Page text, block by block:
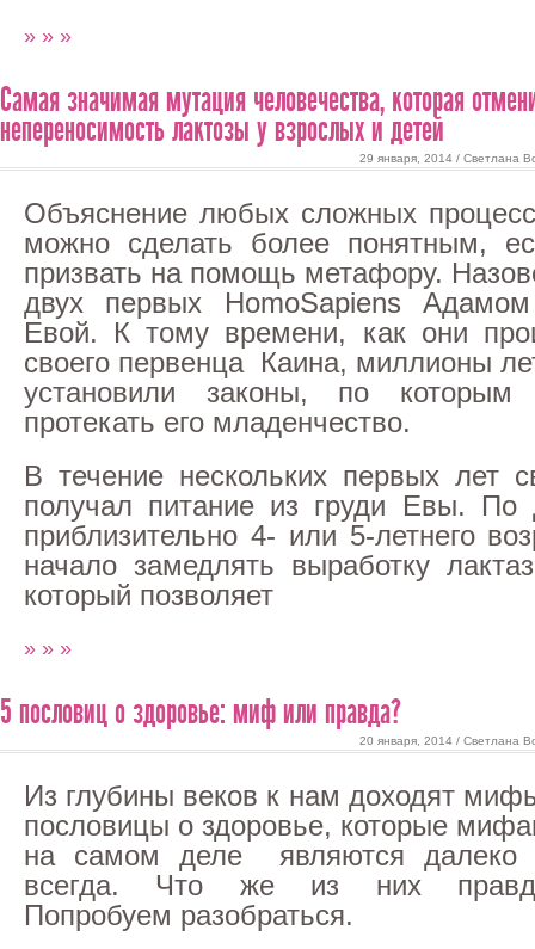
» » »
Самая значимая мутация человечества, которая
непереносимость лактозы у взрослых и детей
29 января, 2014 / Светлана
Объяснение любых сложных
можно сделать более понятным,
призвать на помощь метафору.
двух первых HomoSapiens
Евой. К тому времени, как они
своего первенца Каина, миллионы
установили законы, по
протекать его младенчество.
В течение нескольких первых лет
получал питание из груди Евы. По
приблизительно 4- или 5-летнего
начало замедлять выработку
который позволяет
» » »
5 пословиц о здоровье: миф или правда?
20 января, 2014 / Светлана
Из глубины веков к нам доходят
пословицы о здоровье, которые
на самом деле являются далеко
всегда. Что же из них
Попробуем разобраться.